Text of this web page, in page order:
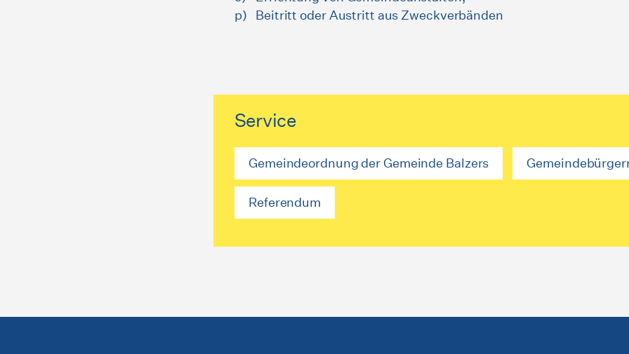
Beitritt oder Austritt aus Zweckverbänden
Service
Gemeindeordnung der Gemeinde Balzers
Referendum